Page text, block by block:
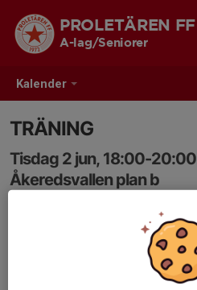
Kalender
PROLETÄREN FF
A-lag/Seniorer
TRÄNING
Tisdag 2 jun, 18:00-20:00
Åkeredsvallen plan b